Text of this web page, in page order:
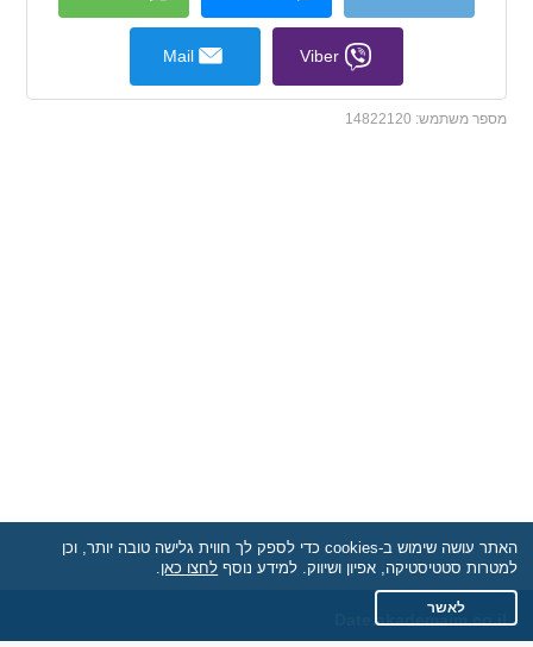
Viber
Mail
מספר משתמש: 14822120
Date.akademaim.co.il
האתר עושה שימוש ב-cookies כדי לספק לך חווית גלישה טובה יותר, וכן
למטרות סטטיסטיקה, אפיון ושיווק. למידע נוסף לחצו כאן.
לאשר